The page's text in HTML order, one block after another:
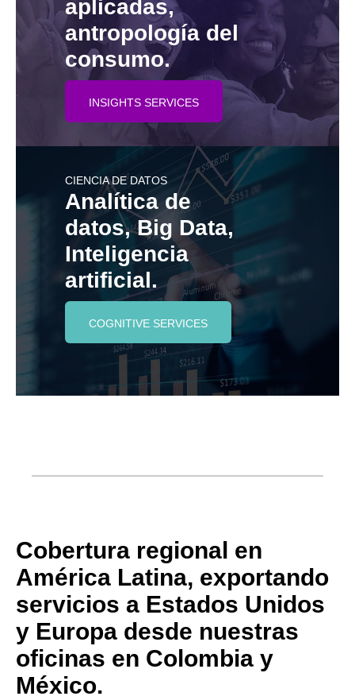
aplicadas,
antropología del
consumo.
INSIGHTS SERVICES
CIENCIA DE DATOS
Analítica de
datos, Big Data,
Inteligencia
artificial.
COGNITIVE SERVICES
Cobertura regional en
América Latina, exportando
servicios a Estados Unidos
y Europa desde nuestras
oficinas en Colombia y
México.